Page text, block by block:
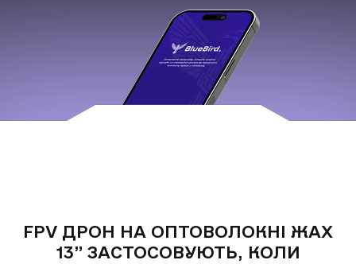
FPV ДРОН НА ОПТОВОЛОКНІ ЖАХ
13” ЗАСТОСОВУЮТЬ, КОЛИ
Щоб не чекати, ви можете зв'язатися з нами
ОПЦІЙНО ДОДАНО:
ЗАПОВНІТЬ ФОРМУ:
*